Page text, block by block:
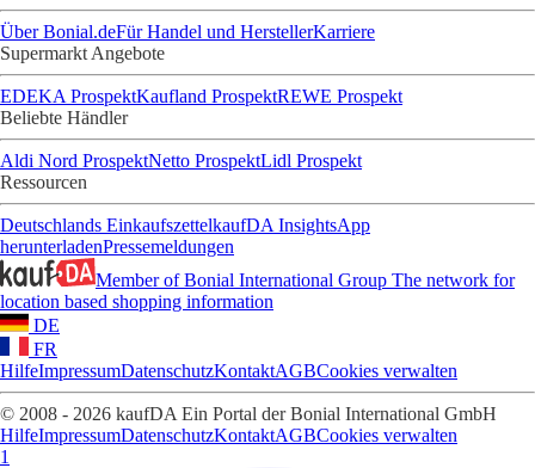
Über Bonial.deFür Handel und HerstellerKarriere
Supermarkt Angebote
EDEKA ProspektKaufland ProspektREWE Prospekt
Beliebte Händler
Aldi Nord ProspektNetto ProspektLidl Prospekt
Ressourcen
Deutschlands EinkaufszettelkaufDA InsightsApp
herunterladenPressemeldungen
Member of Bonial International Group The network for
location based shopping information
DE
FR
HilfeImpressumDatenschutzKontaktAGBCookies verwalten
© 2008 - 2026 kaufDA Ein Portal der Bonial International GmbH
HilfeImpressumDatenschutzKontaktAGBCookies verwalten
1